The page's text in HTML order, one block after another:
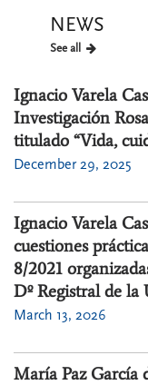
NEWS
See all
Ignacio Varela
Investigación
titulado “Vida,
December 29, 2025
Ignacio Varela
cuestiones
8/2021
Dº Registral de la
March 13, 2026
María Paz García